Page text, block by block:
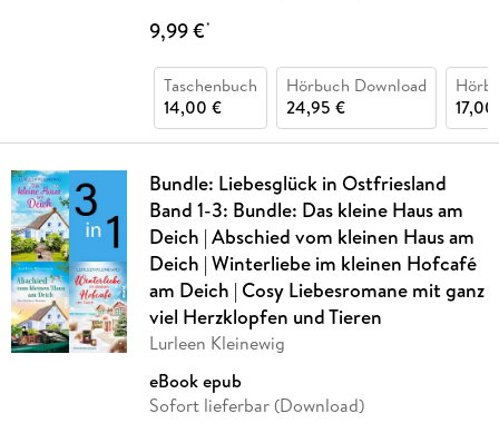
9,99 €*
Taschenbuch
14,00 €
Hörbuch Download
24,95 €
Bundle: Liebesglück in Ostfriesland
Band 1-3: Bundle: Das kleine Haus am
Deich | Abschied vom kleinen Haus am
Deich | Winterliebe im kleinen Hofcafé
am Deich | Cosy Liebesromane mit ganz
viel Herzklopfen und Tieren
Lurleen Kleinewig
eBook epub
Sofort lieferbar (Download)